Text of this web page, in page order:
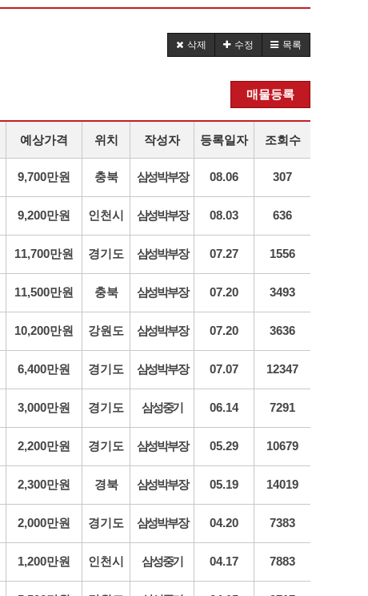
삭제 수정 목록
매물등록
예상가격 위치 작성자 등록일자 조회수
9,700만원 충북 삼성박부장 08.06 307
9,200만원 인천시 삼성박부장 08.03 636
11,700만원 경기도 삼성박부장 07.27 1556
11,500만원 충북 삼성박부장 07.20 3493
10,200만원 강원도 삼성박부장 07.20 3636
6,400만원 경기도 삼성박부장 07.07 12347
3,000만원 경기도 삼성중기 06.14 7291
2,200만원 경기도 삼성박부장 05.29 10679
2,300만원 경북 삼성박부장 05.19 14019
2,000만원 경기도 삼성박부장 04.20 7383
1,200만원 인천시 삼성중기 04.17 7883